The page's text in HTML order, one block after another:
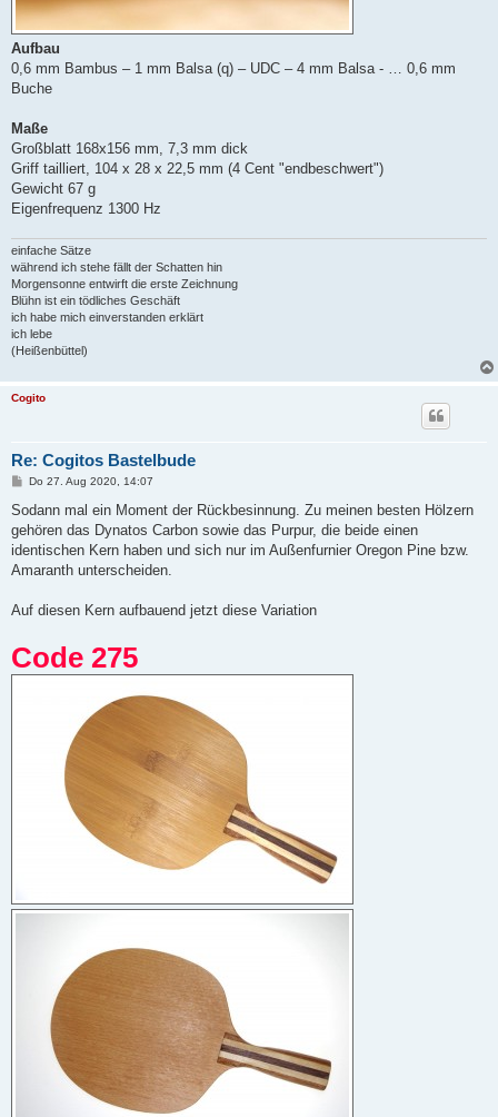
Aufbau
0,6 mm Bambus – 1 mm Balsa (q) – UDC – 4 mm Balsa - … 0,6 mm
Buche
Maße
Großblatt 168x156 mm, 7,3 mm dick
Griff tailliert, 104 x 28 x 22,5 mm (4 Cent "endbeschwert")
Gewicht 67 g
Eigenfrequenz 1300 Hz
einfache Sätze
während ich stehe fällt der Schatten hin
Morgensonne entwirft die erste Zeichnung
Blühn ist ein tödliches Geschäft
ich habe mich einverstanden erklärt
ich lebe
(Heißenbüttel)
Cogito
Re: Cogitos Bastelbude
B
i
r
a
Do 27. Aug 2020, 14:07
Sodann mal ein Moment der Rückbesinnung. Zu meinen besten Hölzern
gehören das Dynatos Carbon sowie das Purpur, die beide einen
identischen Kern haben und sich nur im Außenfurnier Oregon Pine bzw.
Amaranth unterscheiden.
Auf diesen Kern aufbauend jetzt diese Variation
Code 275